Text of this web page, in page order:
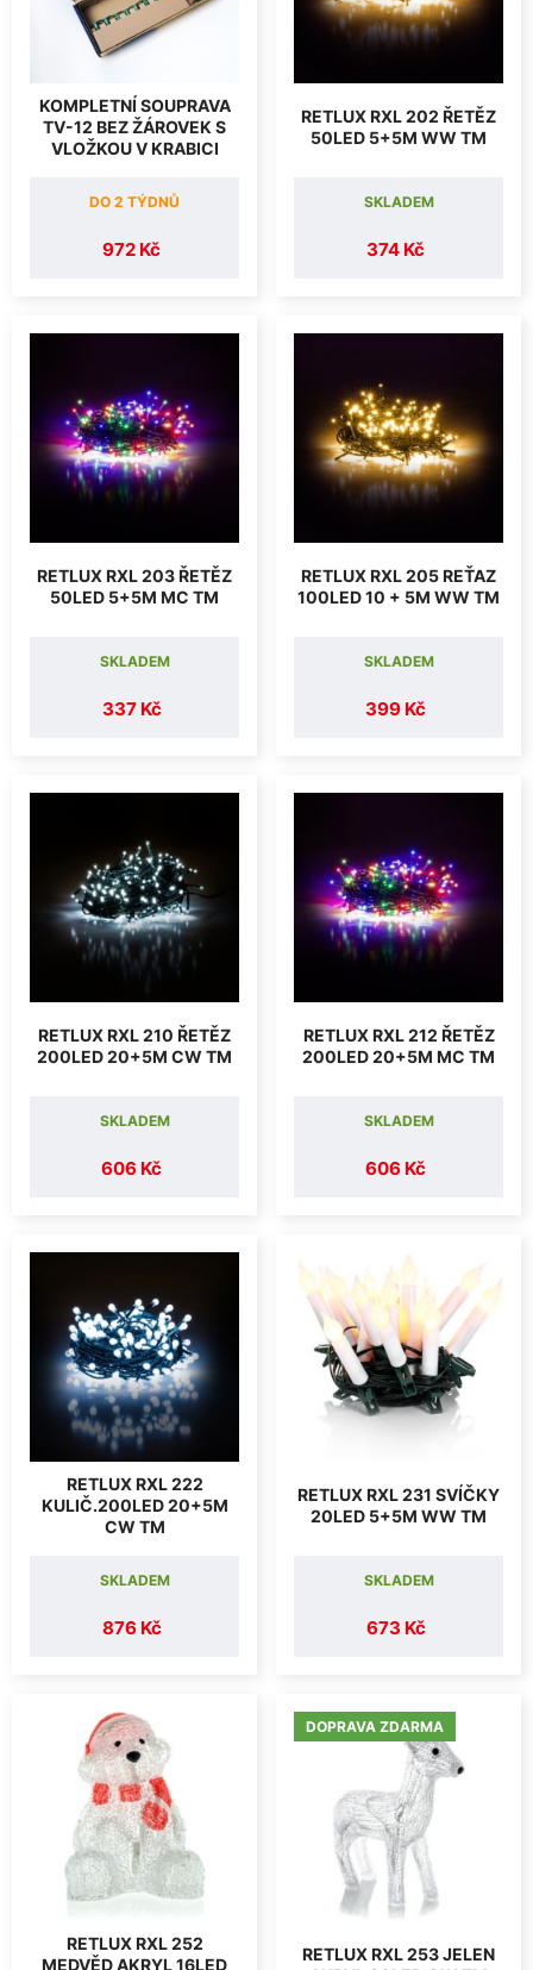
KOMPLETNÍ SOUPRAVA
TV-12 BEZ ŽÁROVEK S
VLOŽKOU V KRABICI
972 Kč
DO 2 TÝDNŮ
RETLUX RXL 202 ŘETĚZ
50LED 5+5M WW TM
374 Kč
SKLADEM
RETLUX RXL 203 ŘETĚZ
50LED 5+5M MC TM
337 Kč
SKLADEM
RETLUX RXL 205 REŤAZ
100LED 10 + 5M WW TM
399 Kč
SKLADEM
RETLUX RXL 210 ŘETĚZ
200LED 20+5M CW TM
606 Kč
SKLADEM
RETLUX RXL 212 ŘETĚZ
200LED 20+5M MC TM
606 Kč
SKLADEM
RETLUX RXL 222
KULIČ.200LED 20+5M
CW TM
876 Kč
SKLADEM
RETLUX RXL 231 SVÍČKY
20LED 5+5M WW TM
673 Kč
SKLADEM
RETLUX RXL 252
MEDVĚD AKRYL 16LED
DOPRAVA ZDARMA
RETLUX RXL 253 JELEN